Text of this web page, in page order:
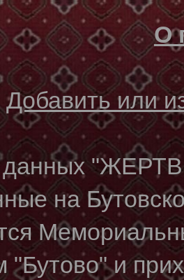
О
Добавить или
данных
на
"Бутово" и